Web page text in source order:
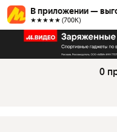
В приложении —
★★★★★ (700К)
0